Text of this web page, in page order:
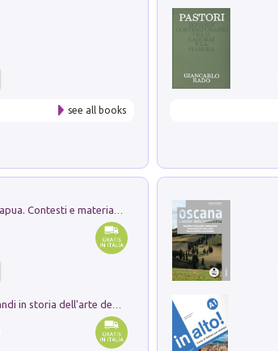
see all books